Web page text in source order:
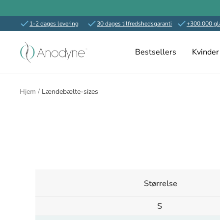
1-2 dages levering 30 dages tilfredshedsgaranti +300.000
Bestsellers Kvinder
Anodyne.dk
Hjem Lændebælte-sizes
Størrelse
S